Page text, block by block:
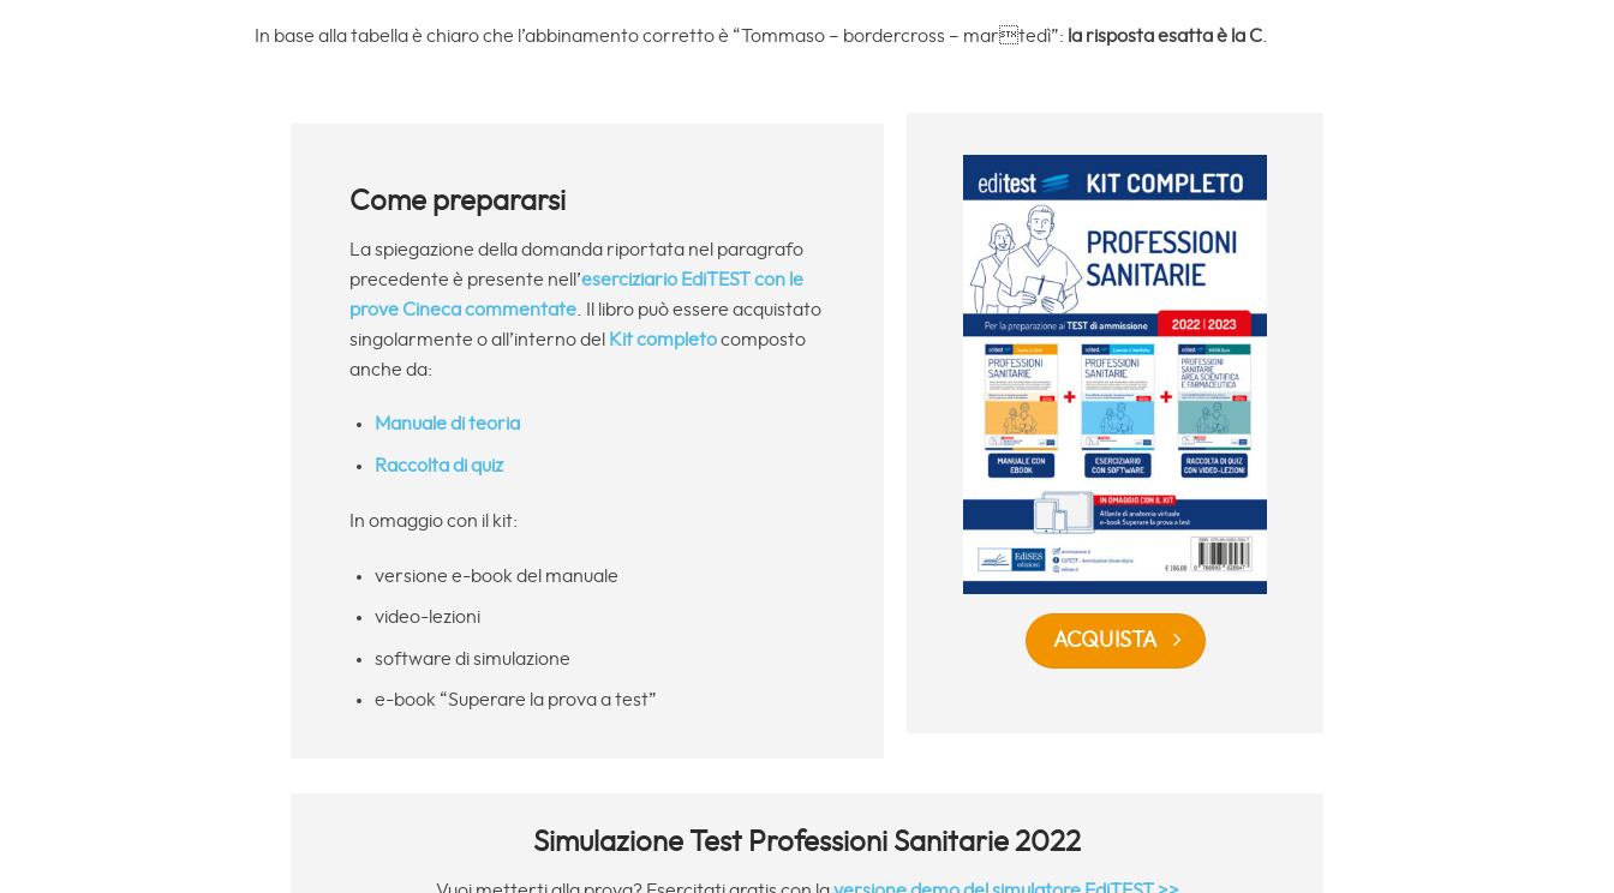
In base alla tabella è chiaro che l’abbinamento corretto è “Tommaso – bordercross – martedì”: la risposta esatta è la C.
Come prepararsi
La spiegazione della domanda riportata nel paragrafo
precedente è presente nell’eserciziario EdiTEST con le
prove Cineca commentate . Il libro può essere acquistato
singolarmente o all’interno del
Kit completocomposto
anche da:
Manuale di teoria
Raccolta di quiz
In omaggio con il kit:
versione e-book del manuale
video-lezioni
software di simulazione
e-book “Superare la prova a test”
ACQUISTA
Simulazione Test Professioni Sanitarie 2022